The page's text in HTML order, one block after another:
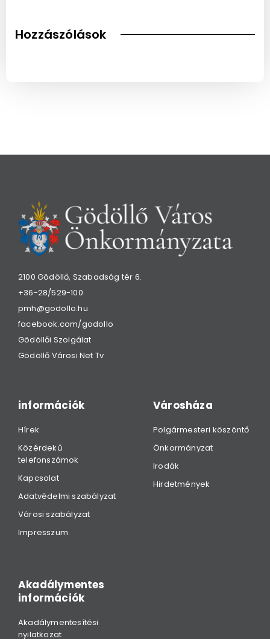
Hozzászólások
2100 Gödöllő, Szabadság tér 6.
+36-28/529-100
pmh@godollo.hu
facebook.com/godollo
Gödöllői Szolgálat
Gödöllő Városi Net Tv
információk
Hírek
Közérdekű
telefonszámok
Kapcsolat
Adatvédelmi szabályzat
Városi szabályzat
Impresszum
Városháza
Polgármesteri köszöntő
Önkormányzat
Irodák
Hirdetmények
Akadálymentes
információk
Akadálymentesítési
nyilatkozat